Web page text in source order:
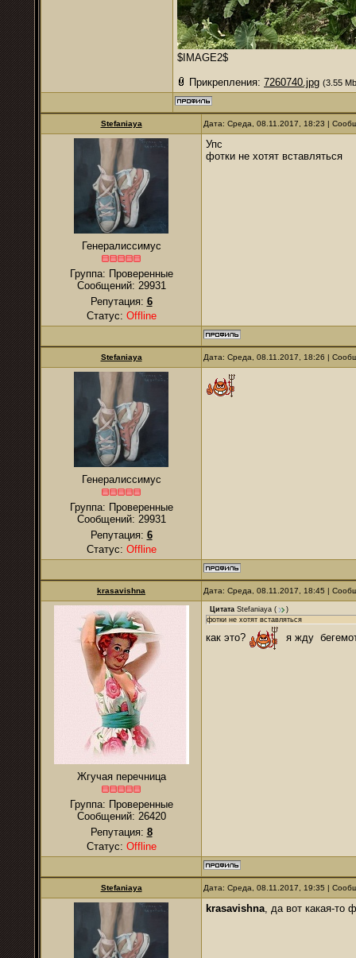
$IMAGE2$
Прикрепления: 7260740.jpg (3.55
Stefaniaya Дата: Среда, 08.11.2017, 18:23 |
Генералиссимус
Группа: Проверенные
Сообщений: 29931
Репутация: 6
Статус: Offline
Упс
фотки не хотят вставляться
Stefaniaya Дата: Среда, 08.11.2017, 18:26 |
Генералиссимус
Группа: Проверенные
Сообщений: 29931
Репутация: 6
Статус: Offline
krasavishna Дата: Среда, 08.11.2017, 18:45 |
Жгучая перечница
Группа: Проверенные
Сообщений: 26420
Репутация: 8
Статус: Offline
Цитата Stefaniaya (
)
фотки не хотят вставляться
как это? я жду
Stefaniaya Дата: Среда, 08.11.2017, 19:35 |
krasavishna, да вот какая-то